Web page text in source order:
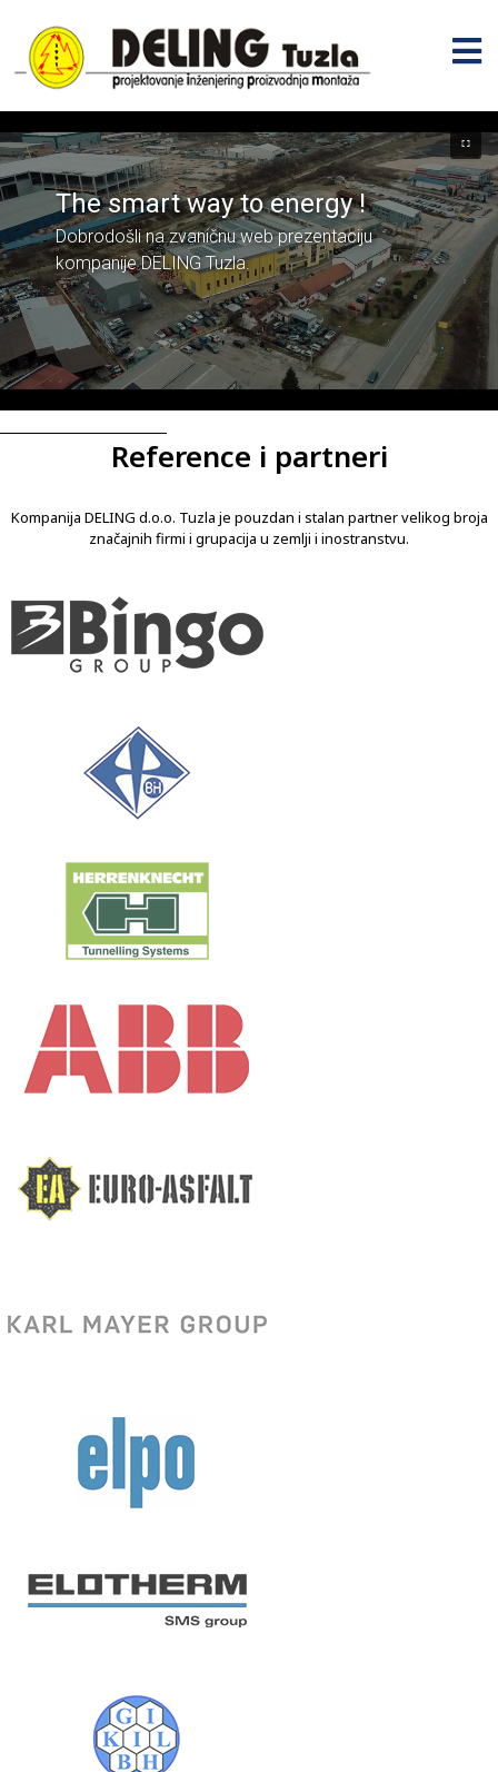
The smart way to energy !
Dobrodošli na zvaničnu web prezentaciju
kompanije DELING Tuzla.
Reference i partneri
Kompanija DELING d.o.o. Tuzla je pouzdan i stalan partner velikog broja
značajnih firmi i grupacija u zemlji i inostranstvu.